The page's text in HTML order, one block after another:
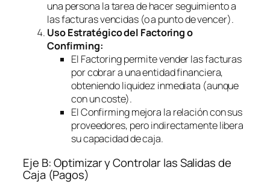
una persona la tarea de hacer seguimiento a
las facturas vencidas (o a punto de vencer).
Uso Estratégico del Factoringo
Confirming:
El Factoringpermite vender las facturas
por cobrar a una entidad financiera,
obteniendo liquidez inmediata (aunque
con un coste).
ElConfirmingmejora la relación con sus
proveedores, pero indirectamente libera
su capacidad de caja.
Eje B: Optimizar y Controlar las Salidas de
Caja (Pagos)